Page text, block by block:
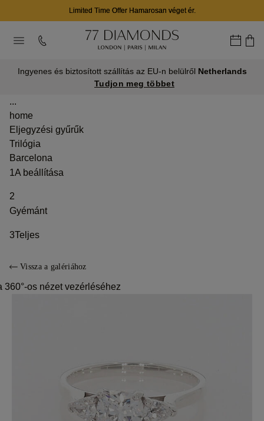
Limited Time Offer Hamarosan véget ér.
Ingyenes és biztosított szállítás az EU-n belülről Netherlands
Tudjon meg többet
...
home
Eljegyzési gyűrűk
Trilógia
Barcelona
1A beállítása
2
Gyémánt
3Teljes
Vissza a galériához
os nézet vezérléséhez